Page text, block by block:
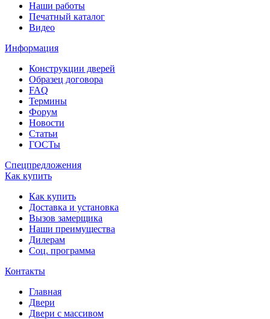
Наши работы
Печатный каталог
Видео
Информация
Конструкции дверей
Образец договора
FAQ
Термины
Форум
Новости
Статьи
ГОСТы
Спецпредложения
Как купить
Как купить
Доставка и установка
Вызов замерщика
Наши преимущества
Дилерам
Соц. программа
Контакты
Главная
Двери
Двери с массивом